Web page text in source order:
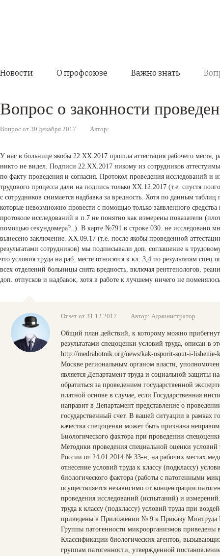
Новости О профсоюзе Важно знать
Вопрос о законности
Вопрос от 30 декабря 2017 Автор:
У нас в больнице якобы 22.XX.2017 прошла аттестация рабочего места,
никто не видел. Подписи 22.XX.2017 никому из сотрудников
по факту проведения и согласия. Протокол проведения исследований и
трудового процесса дали на подпись только XX.12.2017 (т.е. спустя
с сотрудников снимается надбавка за вредность. Хотя по данным таблиц
которые невозмножно провести с помощью только заявленного
протоколе исследований в п.7 не понятно как измерены показатели
помощью секундомера?..). В карте №791 в строке 030. не исследовано
вынесено заключение. XX.09.17 (т.е. после якобы проведенной
результатами сотрудников) мы подписывали доп. соглашение к
что условия труда на раб. месте относятся к кл. 3,4 по результатам спец
всех отделений больницы снята вредность, включая рентгенологов,
доп. отпусков и надбавок, хотя в работе к лучшему ничего не
Ответ от 31.12.2017 Автор: Администратор
Общий план действий, к которому можно
результатами спецоценки условий труда, описан в
http://medrabotnik.org/news/kak-osporit-sout-i-lishenie-
Москве региональным органом власти,
является Департамент труда и социальной защиты
обратиться за проведением государственной
платной основе в случае, если Государственная
направит в Департамент представление о
государственный счет. В вашей ситуации в рамках
качества спецоценки может быть признана
Биологического фактора при проведении
Методики проведения специальной оценки
России от 24.01.2014 № 33-н, на рабочих местах
отнесение условий труда к классу (подклассу)
биологического фактора (работы с патогенными
осуществляется независимо от концентрации
проведения исследований (испытаний) и
труда к классу (подклассу) условий труда при
приведены в Приложении № 9 к Приказу Минтруда
Группы патогенности микроорганизмов
Классификации биологических агентов,
группам патогенности, утвержденной